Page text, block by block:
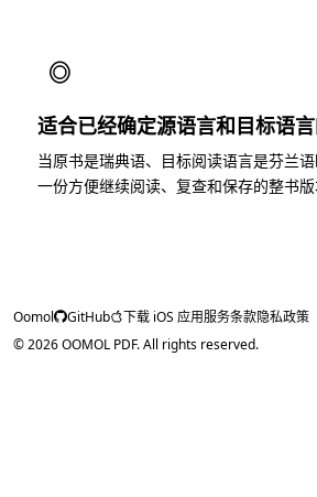
◎
适合已经确定源语言和目标语
当原书是瑞典语、目标阅读语言是芬兰
一份方便继续阅读、复查和保存的整书版
Oomol GitHub 下载 iOS 应用服务条款隐私政策
© 2026 OOMOL PDF. All rights reserved.